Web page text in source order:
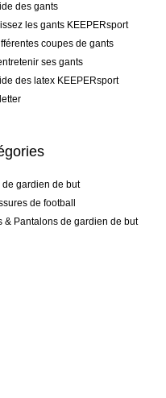
des gants
les gants KEEPERsport
coupes de gants
ses gants
des latex KEEPERsport
de gardien de but
de football
& Pantalons de gardien de but